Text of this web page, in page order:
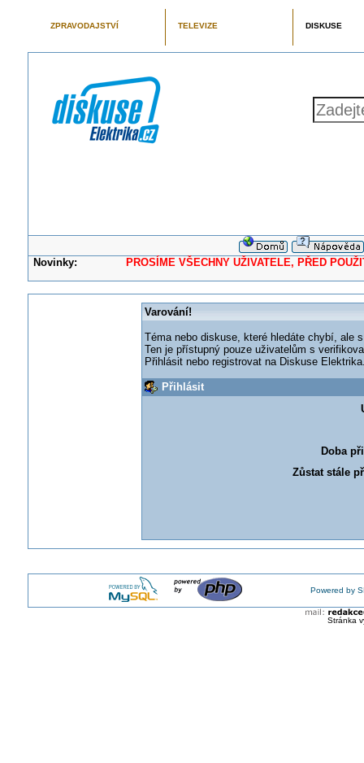
ZPRAVODAJSTVÍ TELEVIZE DISKUSE
Novinky: PROSÍME VŠECHNY UŽIVATELE, PŘED
Varování!
Téma nebo diskuse, které hledáte chybí, ale
Ten je přístupný pouze uživatelům s
Přihlásit nebo registrovat na Diskuse
Přihlásit
Doba
Zůstat stále
Powered by
Stránka